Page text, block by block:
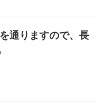
通りますので、長